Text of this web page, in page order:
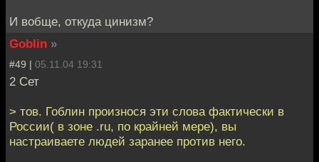
И вобще, откуда цинизм?
Goblin »
#49 | 05.11.04 19:31
2 Сет
> тов. Гоблин произнося эти слова фактически в
России( в зоне .ru, по крайней мере), вы
настраиваете людей заранее против него.